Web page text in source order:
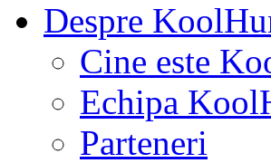
Despre
Cine este
Echipa
Parteneri